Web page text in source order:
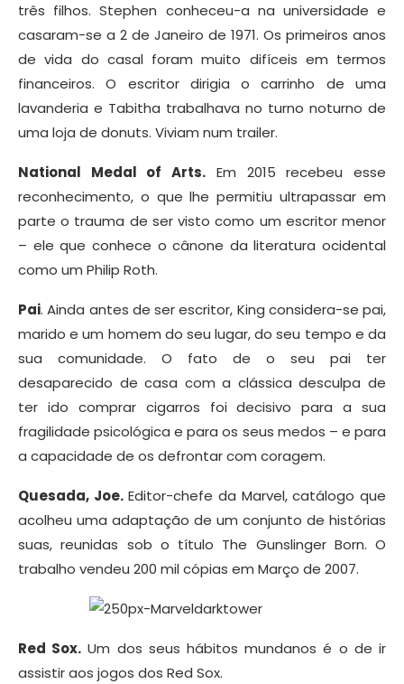
três filhos. Stephen conheceu-a na universidade e
casaram-se a 2 de Janeiro de 1971. Os primeiros anos
de vida do casal foram muito difíceis em termos
financeiros. O escritor dirigia o carrinho de uma
lavanderia e Tabitha trabalhava no turno noturno de
uma loja de donuts. Viviam num trailer.
National Medal of Arts. Em 2015 recebeu esse
reconhecimento, o que lhe permitiu ultrapassar em
parte o trauma de ser visto como um escritor menor
– ele que conhece o cânone da literatura ocidental
como um Philip Roth.
Pai. Ainda antes de ser escritor, King considera-se pai,
marido e um homem do seu lugar, do seu tempo e da
sua comunidade. O fato de o seu pai ter
desaparecido de casa com a clássica desculpa de
ter ido comprar cigarros foi decisivo para a sua
fragilidade psicológica e para os seus medos – e para
a capacidade de os defrontar com coragem.
Quesada, Joe.Editor-chefe da Marvel, catálogo que
acolheu uma adaptação de um conjunto de histórias
suas, reunidas sob o título The Gunslinger Born. O
trabalho vendeu 200 mil cópias em Março de 2007.
Red Sox. Um dos seus hábitos mundanos é o de ir
assistir aos jogos dos Red Sox.